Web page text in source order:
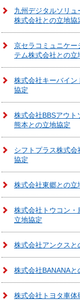
九州デジタルソリュ
株式会社との立地協
京セラコミュニケー
テム株式会社との立
株式会社キーバイン
協定
株式会社BBSアウト
熊本との立地協定
シフトプラス株式会
協定
株式会社東郷との立
株式会社トウコン・
立地協定
株式会社アンクスと
株式会社BANANAと
株式会社トヨタ車体